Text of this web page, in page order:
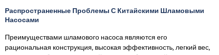
Распространенные Проблемы С Китайскими Шламовыми
Насосами
Преимуществами шламового насоса являются его
рациональная конструкция, высокая эффективность, легкий вес,